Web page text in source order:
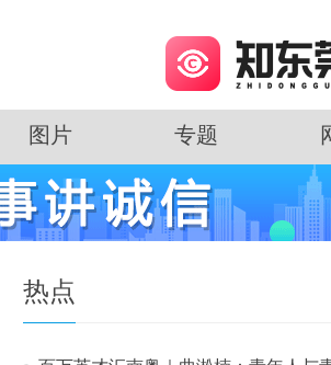
图片 专题
热点